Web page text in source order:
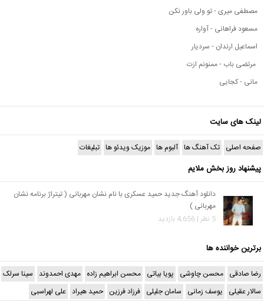
مصطفی میری - تو ولی باور نکن
مسعود فراهانی - آواره
اسماعیل ارندان - سردیار
مرتضی باب - ممنونم ازت
مانی - کجایی
لینک های سایت
صفحه اصلی تک آهنگ ها آلبوم ها موزیک ویدئو ها تبلیغات
پیشنهاد روز بخش ملایم
دانلود آهنگ جدید حمید عسکری با نام نشان مهربانی ( تیتراژ برنامه نشان
مهربانی )
5 نظر | 4,656 بازدید
برترین خواننده ها
رضا صادقی محسن چاوشی پویا بیاتی محسن ابراهیم زاده مهدی احمدوند سینا سرلک
سالار عقیلی یوسف زمانی سامان جلیلی فرزاد فرزین حمید هیراد علی لهراسبی